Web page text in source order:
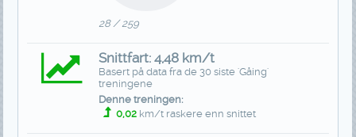
28 / 259
Snittfart: 4,48 km/t
Basert på data fra de 30 siste 'Gåing'
treningene
Denne treningen:
0,02 km/t raskere enn snittet